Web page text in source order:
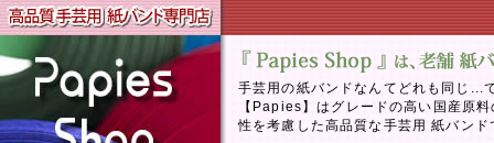
手芸用の紙バンドなんてどれも同じ...
【Papies】はグレードの高い国産原
性を考慮した高品質な手芸用 紙バン